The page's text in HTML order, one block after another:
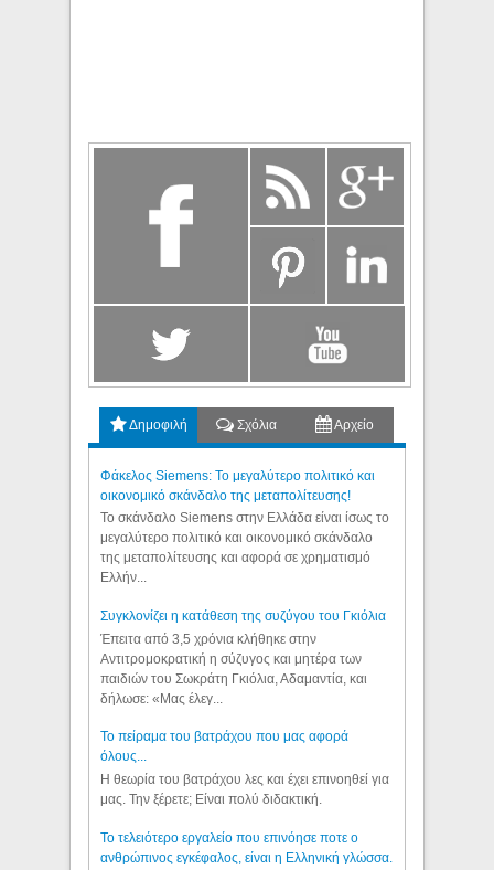
Δημοφιλή Σχόλια Αρχείο
Φάκελος Siemens: Το μεγαλύτερο πολιτικό και
οικονομικό σκάνδαλο της μεταπολίτευσης!
Το σκάνδαλο Siemens στην Ελλάδα είναι ίσως το
μεγαλύτερο πολιτικό και οικονομικό σκάνδαλο
της μεταπολίτευσης και αφορά σε χρηματισμό
Ελλήν...
Συγκλονίζει η κατάθεση της συζύγου του Γκιόλια
Έπειτα από 3,5 χρόνια κλήθηκε στην
Αντιτρομοκρατική η σύζυγος και μητέρα των
παιδιών του Σωκράτη Γκιόλια, Αδαμαντία, και
δήλωσε: «Μας έλεγ...
Το πείραμα του βατράχου που μας αφορά
όλους...
Η θεωρία του βατράχου λες και έχει επινοηθεί για
μας. Την ξέρετε; Είναι πολύ διδακτική.
Το τελειότερο εργαλείο που επινόησε ποτε ο
ανθρώπινος εγκέφαλος, είναι η Ελληνική γλώσσα.